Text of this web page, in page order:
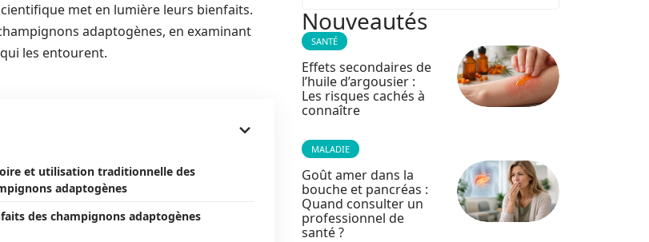
met en lumière leurs bienfaits.
adaptogènes, en examinant
les entourent.
et utilisation traditionnelle des
adaptogènes
des champignons adaptogènes
Nouveautés
SANTÉ
Effets secondaires de
l’huile d’argousier :
Les risques cachés à
connaître
MALADIE
Goût amer dans la
bouche et pancréas :
Quand consulter un
professionnel de
santé ?